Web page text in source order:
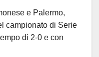
e Palermo,
campionato di Serie
di 2-0 e con